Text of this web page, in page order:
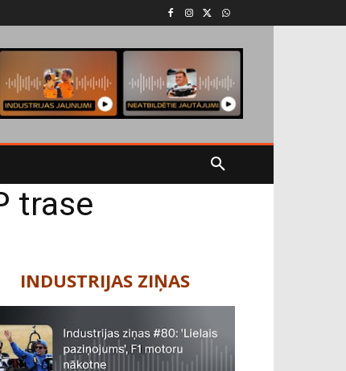
trase
INDUSTRIJAS ZIŅAS